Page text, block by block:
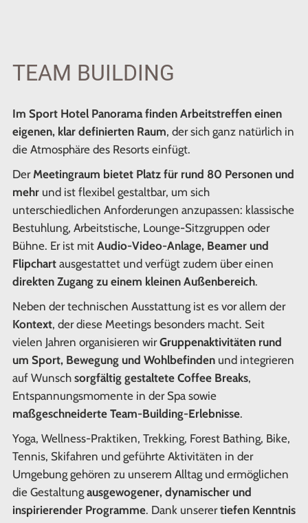
TEAM BUILDING
Im Sport Hotel Panorama finden Arbeitstreffen einen
eigenen, klar definierten Raum, der sich ganz natürlich in
die Atmosphäre des Resorts einfügt.
DerMeetingraum bietet Platz für rund 80 Personen und
mehrund ist flexibel gestaltbar, um sich
unterschiedlichen Anforderungen anzupassen: klassische
Bestuhlung, Arbeitstische, Lounge-Sitzgruppen oder
Bühne. Er ist mit Audio-Video-Anlage, Beamer und
Flipchartausgestattet und verfügt zudem über einen
direkten Zugang zu einem kleinen Außenbereich.
Neben der technischen Ausstattung ist es vor allem der
Kontext, der diese Meetings besonders macht. Seit
vielen Jahren organisieren wirGruppenaktivitäten rund
um Sport, Bewegung und Wohlbefindenund integrieren
auf Wunsch sorgfältig gestaltete Coffee Breaks,
Entspannungsmomente in der Spa sowie
maßgeschneiderte Team-Building-Erlebnisse.
Yoga, Wellness-Praktiken, Trekking, Forest Bathing, Bike,
Tennis, Skifahren und geführte Aktivitäten in der
Umgebung gehören zu unserem Alltag und ermöglichen
die Gestaltung ausgewogener, dynamischer und
inspirierender Programme. Dank unserertiefen Kenntnis